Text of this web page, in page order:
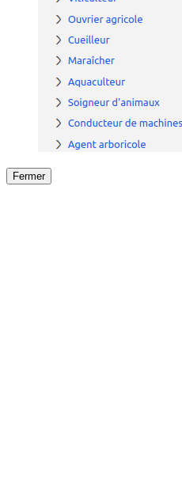
Fermer